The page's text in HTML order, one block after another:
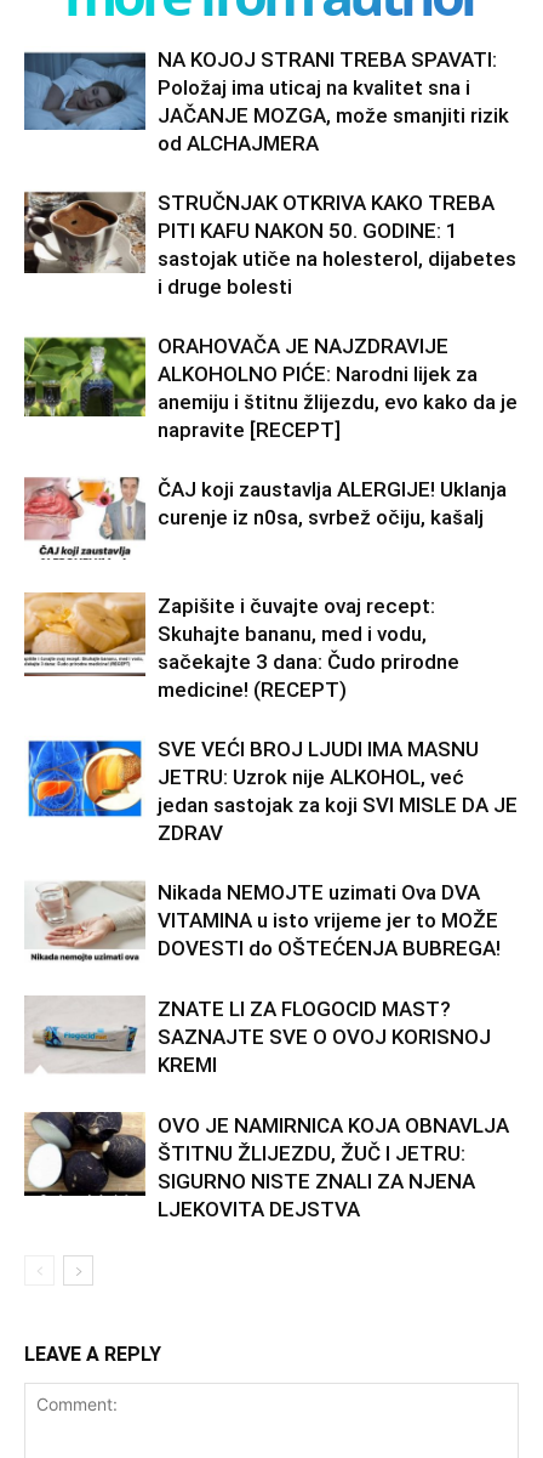
NA KOJOJ STRANI TREBA SPAVATI:
Položaj ima uticaj na kvalitet sna i
JAČANJE MOZGA, može smanjiti rizik
od ALCHAJMERA
STRUČNJAK OTKRIVA KAKO TREBA
PITI KAFU NAKON 50. GODINE: 1
sastojak utiče na holesterol, dijabetes
i druge bolesti
ORAHOVAČA JE NAJZDRAVIJE
ALKOHOLNO PIĆE: Narodni lijek za
anemiju i štitnu žlijezdu, evo kako da je
napravite [RECEPT]
ČAJ koji zaustavlja ALERGIJE! Uklanja
curenje iz n0sa, svrbež očiju, kašalj
Zapišite i čuvajte ovaj recept:
Skuhajte bananu, med i vodu,
sačekajte 3 dana: Čudo prirodne
medicine! (RECEPT)
SVE VEĆI BROJ LJUDI IMA MASNU
JETRU: Uzrok nije ALKOHOL, već
jedan sastojak za koji SVI MISLE DA JE
ZDRAV
Nikada NEMOJTE uzimati Ova DVA
VITAMINA u isto vrijeme jer to MOŽE
DOVESTI do OŠTEĆENJA BUBREGA!
ZNATE LI ZA FLOGOCID MAST?
SAZNAJTE SVE O OVOJ KORISNOJ
KREMI
OVO JE NAMIRNICA KOJA OBNAVLJA
ŠTITNU ŽLIJEZDU, ŽUČ I JETRU:
SIGURNO NISTE ZNALI ZA NJENA
LJEKOVITA DEJSTVA
LEAVE A REPLY